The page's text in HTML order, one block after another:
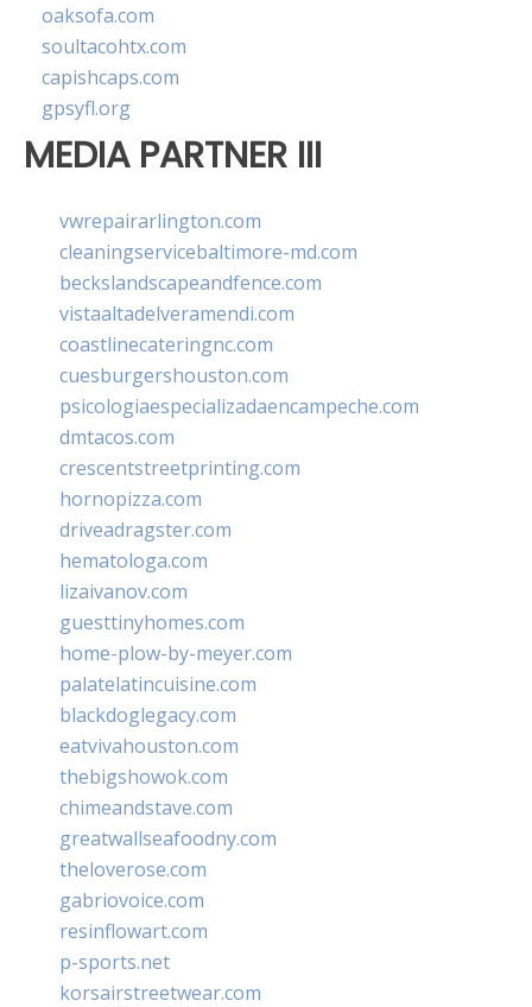
oaksofa.com
soultacohtx.com
capishcaps.com
gpsyfl.org
MEDIA PARTNER III
vwrepairarlington.com
cleaningservicebaltimore-md.com
beckslandscapeandfence.com
vistaaltadelveramendi.com
coastlinecateringnc.com
cuesburgershouston.com
psicologiaespecializadaencampeche.com
dmtacos.com
crescentstreetprinting.com
hornopizza.com
driveadragster.com
hematologa.com
lizaivanov.com
guesttinyhomes.com
home-plow-by-meyer.com
palatelatincuisine.com
blackdoglegacy.com
eatvivahouston.com
thebigshowok.com
chimeandstave.com
greatwallseafoodny.com
theloverose.com
gabriovoice.com
resinflowart.com
p-sports.net
korsairstreetwear.com